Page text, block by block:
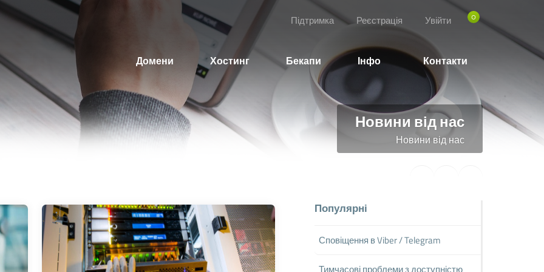
0
Увійти
Реєстрація
Підтримка
Домени Хостинг Бекапи Інфо Контакти
Новини від нас
Новини від нас
Популярні
Сповіщення в Viber / Telegram